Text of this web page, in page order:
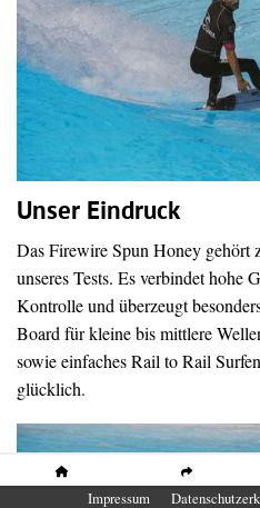
SHARE
Unser Eindruck
Das Firewire Spun Honey gehört
unseres Tests. Es verbindet hohe
Kontrolle und überzeugt
Board für kleine bis mittlere
sowie einfaches Rail to Rail
glücklich.
Impressum